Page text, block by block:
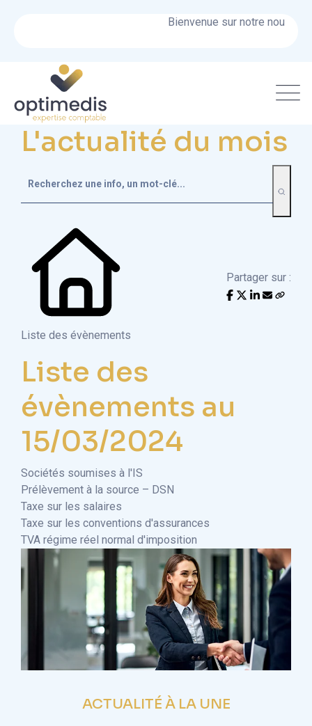
Bienvenue sur notre nouveau
L'actualité du mois
Liste des évènements
Partager sur :
Liste des
évènements au
15/03/2024
Sociétés soumises à l'IS
Prélèvement à la source – DSN
Taxe sur les salaires
Taxe sur les conventions d'assurances
TVA régime réel normal d'imposition
ACTUALITÉ À LA UNE